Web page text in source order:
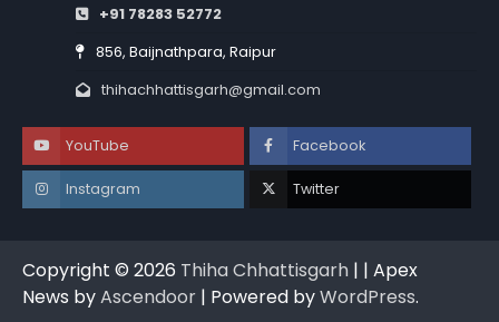
+91 78283 52772
856, Baijnathpara, Raipur
thihachhattisgarh@gmail.com
YouTube Facebook
Instagram Twitter
Copyright © 2026 Thiha Chhattisgarh | | Apex
News byAscendoor | Powered byWordPress.